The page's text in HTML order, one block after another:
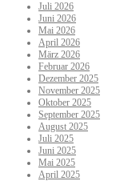
Juli 2026
Juni 2026
Mai 2026
April 2026
März 2026
Februar 2026
Dezember 2025
November 2025
Oktober 2025
September 2025
August 2025
Juli 2025
Juni 2025
Mai 2025
April 2025